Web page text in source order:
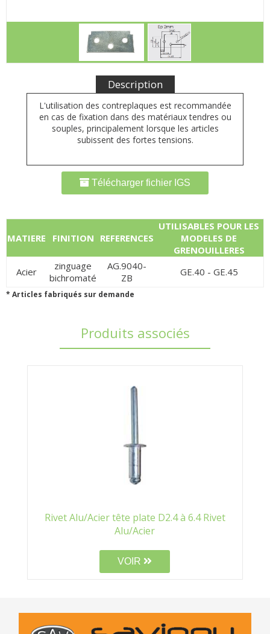
Description
L'utilisation des contreplaques est recommandée
en cas de fixation dans des matériaux tendres ou
souples, principalement lorsque les articles
subissent des fortes tensions.
Télécharger fichier IGS
MATIERE FINITION REFERENCES
UTILISABLES POUR LES
MODELES DE
GRENOUILLERES
Acier
zinguage
bichromaté
AG.9040-
ZB
GE.40 - GE.45
* Articles fabriqués sur demande
Produits associés
Rivet Alu/Acier tête plate D2.4 à 6.4 Rivet
Alu/Acier
VOIR